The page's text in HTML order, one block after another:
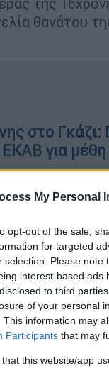
My Personal
opt-out of the sale,
for targeted
selection. Please
interest-based ads
to third
of your personal
This information may
Participants that may
that this website/app
θανάτου
στο Γκάζι:
για μέθη
ή σε
2025, ο